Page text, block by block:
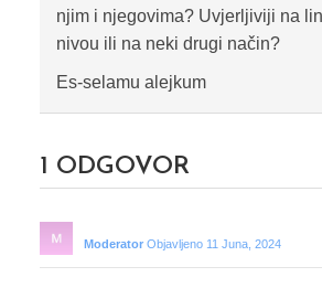
njim i njegovima? Uvjerljiviji na
nivou ili na neki drugi način?
Es-selamu alejkum
1 ODGOVOR
Moderator Objavljeno 11 Juna, 2024